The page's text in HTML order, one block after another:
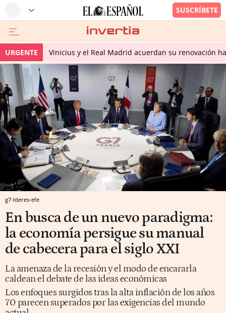
URGENTE Vinicius y el Real Madrid acuerdan su renovación
g7-lderes-efe
En busca de un nuevo paradigma:
la economía persigue su manual
de cabecera para el siglo XXI
La amenaza de la recesión y el modo de encararla
caldean el debate de las ideas económicas
Los enfoques surgidos tras la alta inflación de los años
70 parecen superados por las exigencias del mundo